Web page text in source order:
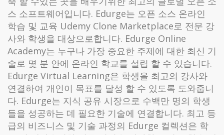
스 소프트웨어입니다. Edurge는 오픈 소스 온라인
학습 및 교육 Udemy Clone Marketplace로 전문 강
사와 ​​학생을 대상으로합니다. Edurge Online
Academy는 누구나 가장 중요한 주제에 대한 최신 기
술로 몇 분 안에 온라인 학교를 설립 할 수 있습니다.
Edurge Virtual Learning은 학생을 최고의 강사와
연결하여 개인이 목표를 달성 할 수 있도록 도와줍니
다. Edurge는 지식 공유 시장으로 수백만 명의 학생
들을 성공하는 데 필요한 기술에 연결합니다. 최고 등
급의 비즈니스 및 기술 과정의 Edurge 컬렉션은 학